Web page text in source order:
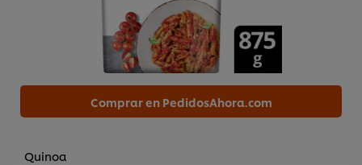
Comprar en PedidosAhora.com
Quinoa